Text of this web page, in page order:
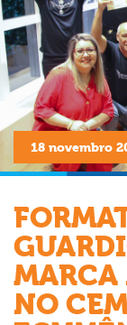
18 novembro
NO